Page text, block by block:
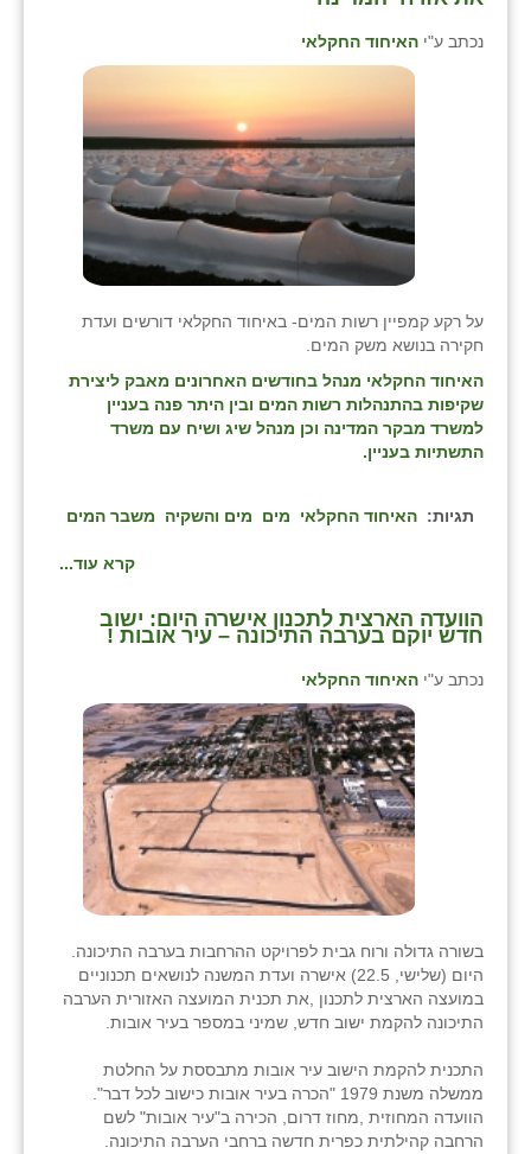
נכתב ע"י האיחוד החקלאי
על רקע קמפיין רשות המים- באיחוד החקלאי דורשים ועדת
חקירה בנושא משק המים.
האיחוד החקלאי מנהל בחודשים האחרונים מאבק ליצירת
שקיפות בהתנהלות רשות המים ובין היתר פנה בעניין
למשרד מבקר המדינה וכן מנהל שיג ושיח עם משרד
התשתיות בעניין.
תגיות: האיחוד החקלאי מים מים והשקיה משבר המים
קרא עוד...
הוועדה הארצית לתכנון אישרה היום: ישוב
חדש יוקם בערבה התיכונה – עיר אובות !
נכתב ע"י האיחוד החקלאי
בשורה גדולה ורוח גבית לפרויקט ההרחבות בערבה התיכונה.
היום (שלישי, 22.5) אישרה ועדת המשנה לנושאים תכנוניים
במועצה הארצית לתכנון ,את תכנית המועצה האזורית הערבה
התיכונה להקמת ישוב חדש, שמיני במספר בעיר אובות.
התכנית להקמת הישוב עיר אובות מתבססת על החלטת
ממשלה משנת 1979 "הכרה בעיר אובות כישוב לכל דבר".
הוועדה המחוזית ,מחוז דרום, הכירה ב"עיר אובות" לשם
הרחבה קהילתית כפרית חדשה ברחבי הערבה התיכונה.